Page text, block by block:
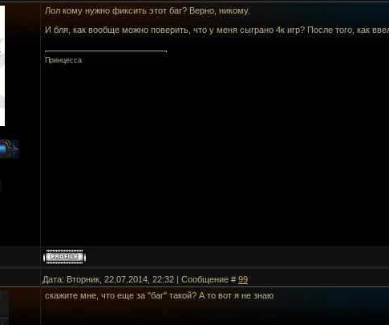
Лол кому нужно фиксить этот баг? Верно, никому.
И бля, как вообще можно поверить, что у меня сыграно 4к игр? После того, как
Принцесса
Дата: Вторник, 22.07.2014, 22:32 | Сообщение # 99
скажите мне, что еще за "баг" такой? А то вот я не знаю